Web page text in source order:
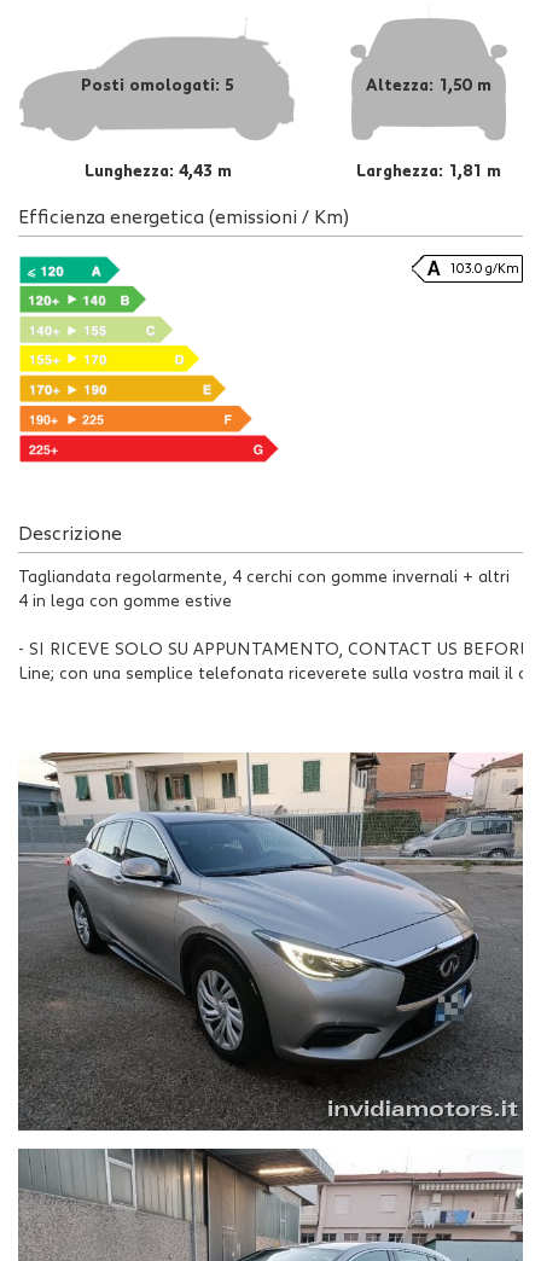
Posti omologati: 5
Lunghezza: 4,43 m
Altezza: 1,50 m
Larghezza: 1,81 m
Efficienza energetica (emissioni / Km)
103.0 g/Km
Descrizione
Tagliandata regolarmente, 4 cerchi con gomme invernali + altri
4 in lega con gomme estive
- SI RICEVE SOLO SU APPUNTAMENTO, CONTACT US
Line; con una semplice telefonata riceverete sulla vostra mail il